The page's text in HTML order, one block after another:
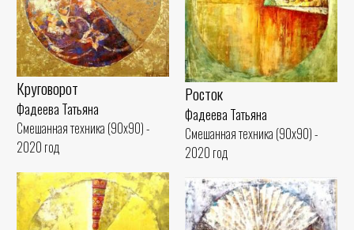
Круговорот
Фадеева Татьяна
Смешанная техника (90x90) -
2020 год
Росток
Фадеева Татьяна
Смешанная техника (90x90) -
2020 год